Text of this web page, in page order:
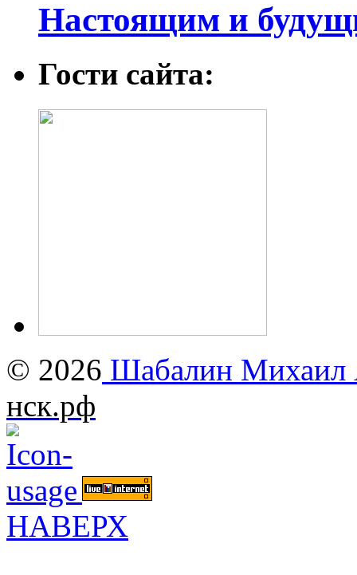
Настоящим и
Гости сайта:
© 2026 Шабалин Михаил
нск.рф
НАВЕРХ